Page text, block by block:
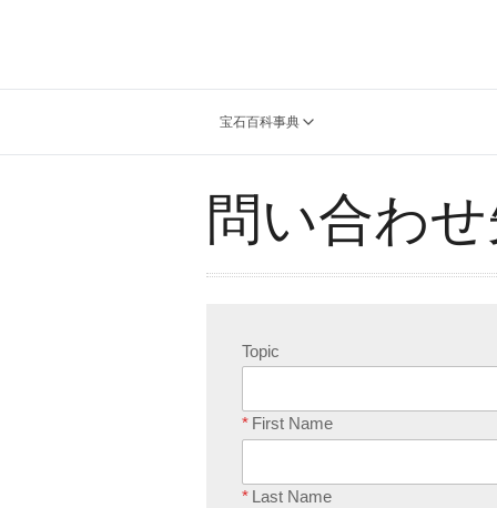
宝石百科事典
問い合わ
Topic
* First Name
* Last Name